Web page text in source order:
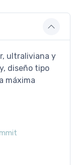
ultraliviana y
diseño tipo
máxima